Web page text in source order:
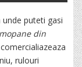
puteti gasi
din
rulouri